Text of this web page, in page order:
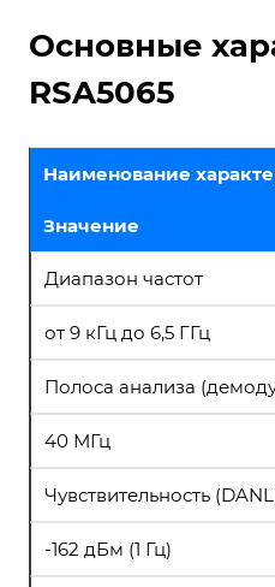
Основные
RSA5065
Наименование
Значение
Диапазон частот
от 9 кГц до 6,5 ГГц
Полоса анализа
40 МГц
Чувствительность
-162 дБм (1 Гц)